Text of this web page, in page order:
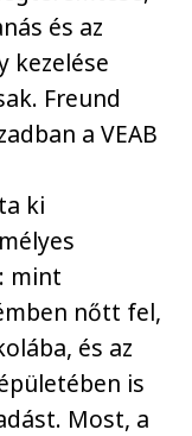
és az
kezelése
Freund
a VEAB
ki
mint
nőtt fel,
és az
is
Most, a